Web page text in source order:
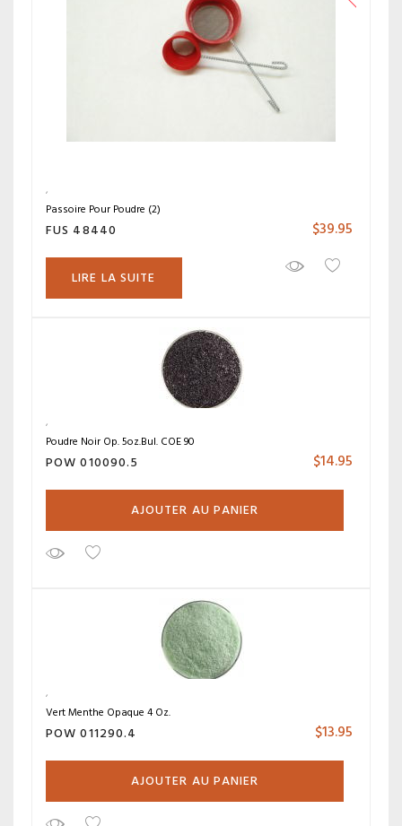
Passoire Pour Poudre (2)
FUS 48440 $39.95
LIRE LA SUITE
Poudre Noir Op. 5oz.Bul. COE 90
POW 010090.5 $14.95
AJOUTER AU PANIER
Vert Menthe Opaque 4 Oz.
POW 011290.4 $13.95
AJOUTER AU PANIER